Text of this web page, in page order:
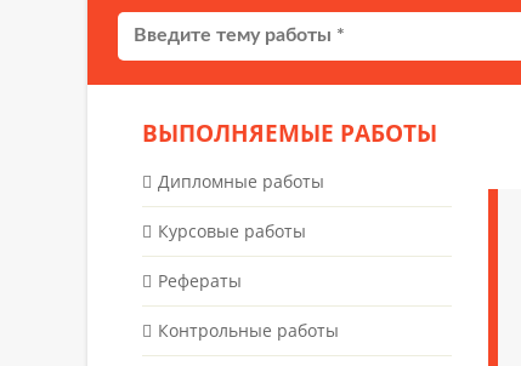
ВЫПОЛНЯЕМЫЕ РАБОТЫ
Дипломные работы
Курсовые работы
Рефераты
Контрольные работы